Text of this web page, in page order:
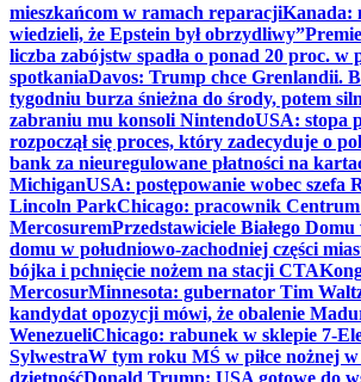
mieszkańcom w ramach reparacjiKanada:
wiedzieli, że Epstein był obrzydliwy”
liczba zabójstw spadła o ponad 20 proc.
spotkaniaDavos: Trump chce Grenlandii.
tygodniu burza śnieżna do środy, potem
zabraniu mu konsoli NintendoUSA: stopa
rozpoczął się proces, który zadecyduje o
bank za nieuregulowane płatności na
MichiganUSA: postępowanie wobec szefa
Lincoln ParkChicago: pracownik
MercosuremPrzedstawiciele Białego
domu w południowo-zachodniej części
bójka i pchnięcie nożem na stacji CTA
MercosurMinnesota: gubernator Tim
kandydat opozycji mówi, że obalenie
WenezueliChicago: rabunek w sklepie 7-
SylwestraW tym roku MŚ w piłce nożnej w
dzietnośćDonald Trump: USA gotowe do